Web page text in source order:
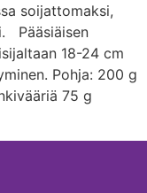
soijattomaksi,
Pääsiäisen
18-24 cm
Pohja: 200 g
75 g